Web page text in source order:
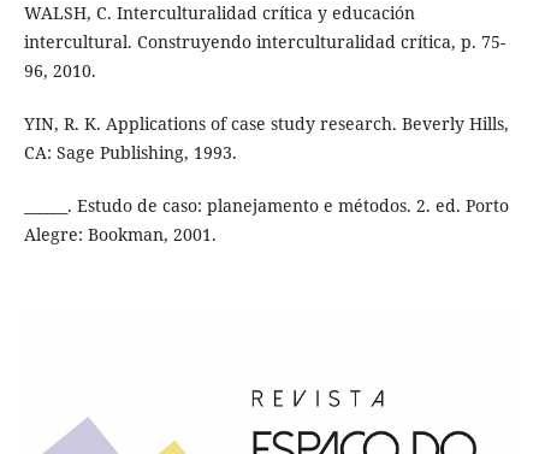
WALSH, C. Interculturalidad crítica y educación
intercultural. Construyendo interculturalidad crítica, p. 75-
96, 2010.
YIN, R. K. Applications of case study research. Beverly Hills,
CA: Sage Publishing, 1993.
______. Estudo de caso: planejamento e métodos. 2. ed. Porto
Alegre: Bookman, 2001.